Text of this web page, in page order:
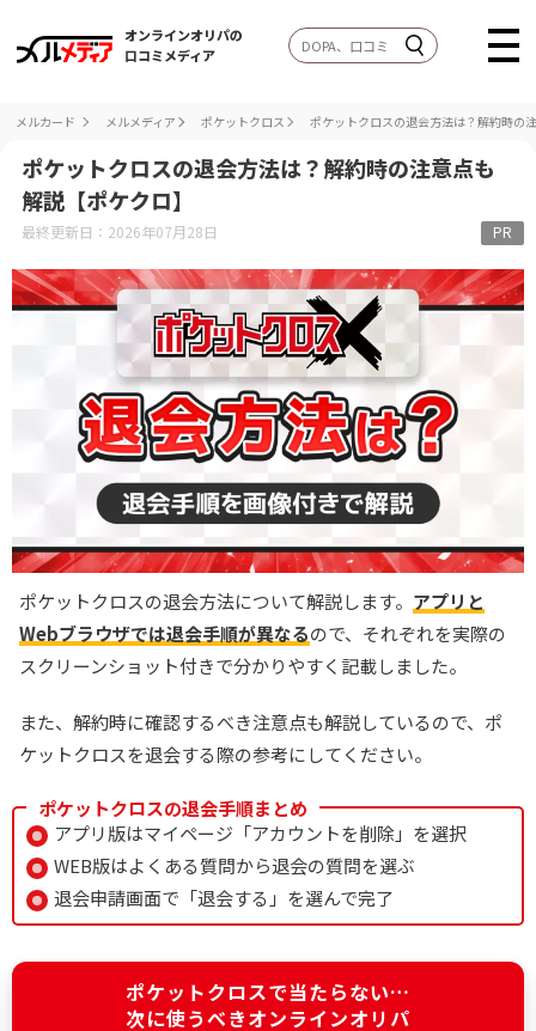
オンラインオリパの
口コミメディア
メルカード メルメディア ポケットクロス ポケットクロスの退会方法は？解約時の
ポケットクロスの退会方法は？解約時の注意点も
解説【ポケクロ】
最終更新日：2026年07月28日 PR
ポケットクロスの退会方法について解説します。 アプリと
Webブラウザでは退会手順が異なるので、それぞれを実際の
スクリーンショット付きで分かりやすく記載しました。
また、解約時に確認するべき注意点も解説しているので、ポ
ケットクロスを退会する際の参考にしてください。
ポケットクロスの退会手順まとめ
アプリ版はマイページ「アカウントを削除」を選択
WEB版はよくある質問から退会の質問を選ぶ
退会申請画面で「退会する」を選んで完了
ポケットクロスで当たらない…
次に使うべきオンラインオリパ